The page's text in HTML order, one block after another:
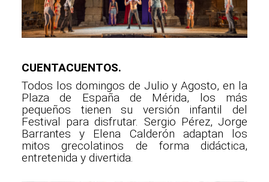
CUENTACUENTOS.
Todos los domingos de Julio y Agosto, en la
Plaza de España de Mérida, los más
pequeños tienen su versión infantil del
Festival para disfrutar. Sergio Pérez, Jorge
Barrantes y Elena Calderón adaptan los
mitos grecolatinos de forma didáctica,
entretenida y divertida.